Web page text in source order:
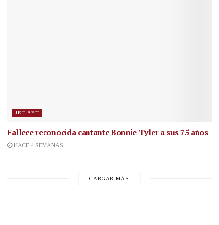
JET SET
Fallece reconocida cantanteBonnie Tyler a sus 75 años
HACE 4 SEMANAS
CARGAR MÁS